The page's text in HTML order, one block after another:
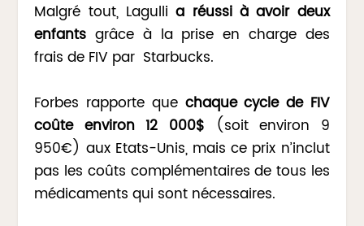
Malgré tout, Lagullia réussi à avoir deux
enfants grâce à la prise en charge des
frais de FIV par Starbucks.
Forbes rapporte que chaque cycle de FIV
coûte environ 12 000$ (soit environ 9
950€) aux Etats-Unis, mais ce prix n’inclut
pas les coûts complémentaires de tous les
médicaments qui sont nécessaires.